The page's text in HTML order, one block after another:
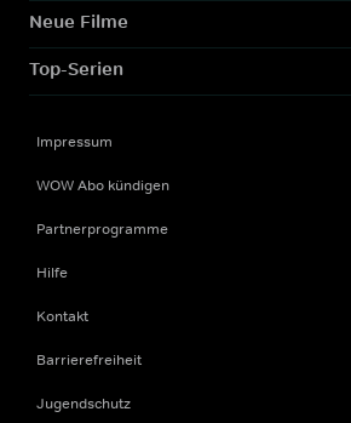
Neue Filme
Top-Serien
Impressum
WOW Abo kündigen
Partnerprogramme
Hilfe
Kontakt
Barrierefreiheit
Jugendschutz